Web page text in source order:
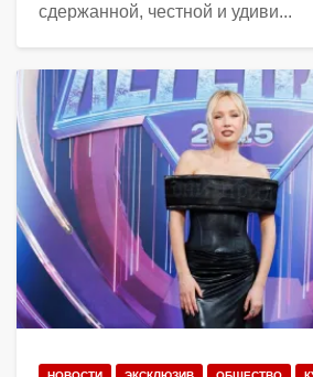
сдержанной, честной и удиви...